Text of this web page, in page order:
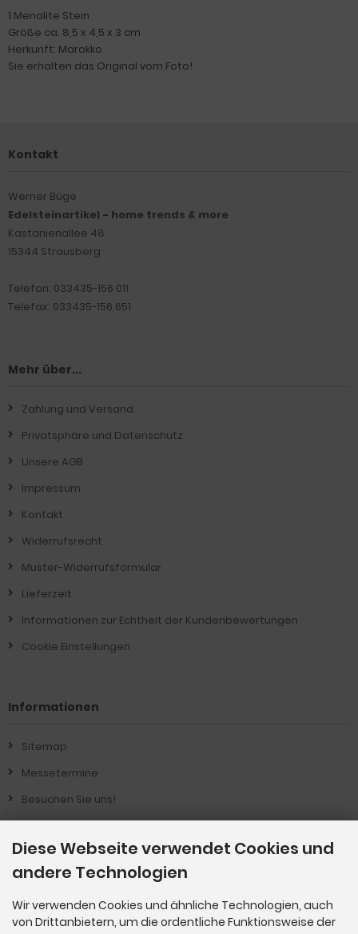
1 Menalite Stein
Größe ca. 8,5 x 4,5 x 3 cm
Herkunft: Marokko
Sie erhalten das Original vom Foto!
Kontakt
Werner Büge
Edelsteinartikel - home trends & more
Kastanienallee 48
15344 Strausberg
Telefon: 033435-156 011
Telefax: 033435-156 651
Mehr über...
Zahlung und Versand
Privatsphäre und Datenschutz
Unsere AGB
Impressum
Kontakt
Widerrufsrecht
Muster-Widerrufsformular
Lieferzeit
Informationen zur Echtheit der Kundenbewertungen
Cookie Einstellungen
Informationen
Sitemap
Messetermine
Besuchen Sie uns!
Über Uns !
Produkt-Informationen
Vertrag widerrufen
Diese Webseite verwendet Cookies und
andere Technologien
Wir verwenden Cookies und ähnliche Technologien, auch
von Drittanbietern, um die ordentliche Funktionsweise der